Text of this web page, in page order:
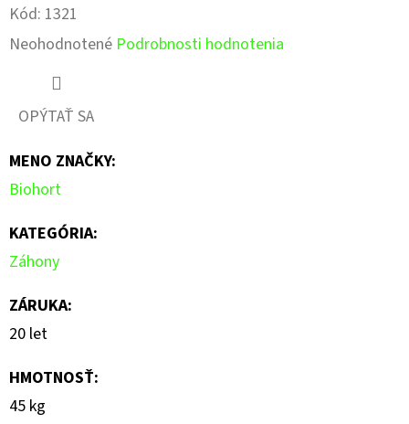
Kód: 1321
Priemerné
hodnotenie
produktu
0,0
z
5
hviezdičiek.
Neohodnotené Podrobnosti hodnotenia
OPÝTAŤ SA
MENO ZNAČKY:
Biohort
KATEGÓRIA:
Záhony
ZÁRUKA:
20 let
HMOTNOSŤ:
45 kg